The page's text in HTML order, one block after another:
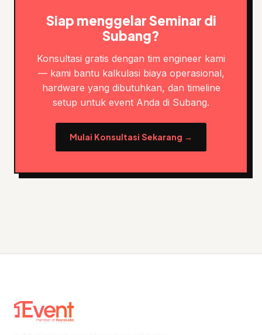
Siap menggelar Seminar di
Subang?
Konsultasi gratis dengan tim engineer kami
— kami bantu kalkulasi biaya operasional,
hardware yang dibutuhkan, dan timeline
setup untuk event Anda di Subang.
Mulai Konsultasi Sekarang →